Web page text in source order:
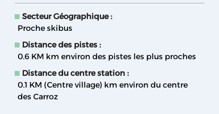
Secteur Géographique :
Proche skibus
Distance des pistes :
0.6 KM km environ des pistes les plus proches
Distance du centre station :
0.1 KM (Centre village) km environ du centre
des Carroz